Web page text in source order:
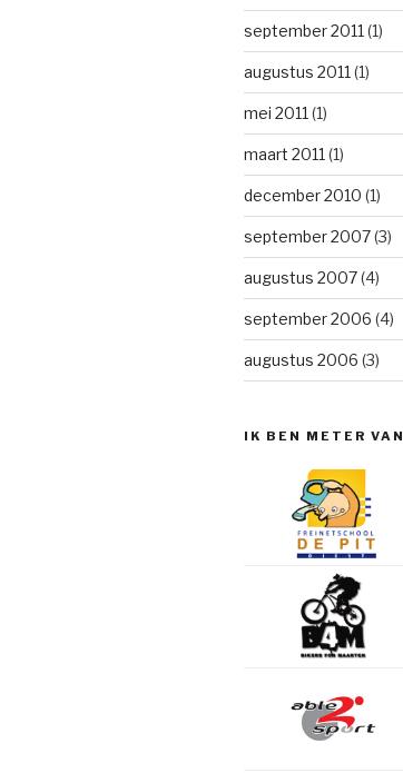
september 2011 (1)
augustus 2011 (1)
mei 2011 (1)
maart 2011 (1)
december 2010 (1)
september 2007(3)
augustus 2007(4)
september 2006 (4)
augustus 2006 (3)
IK BEN METER VAN